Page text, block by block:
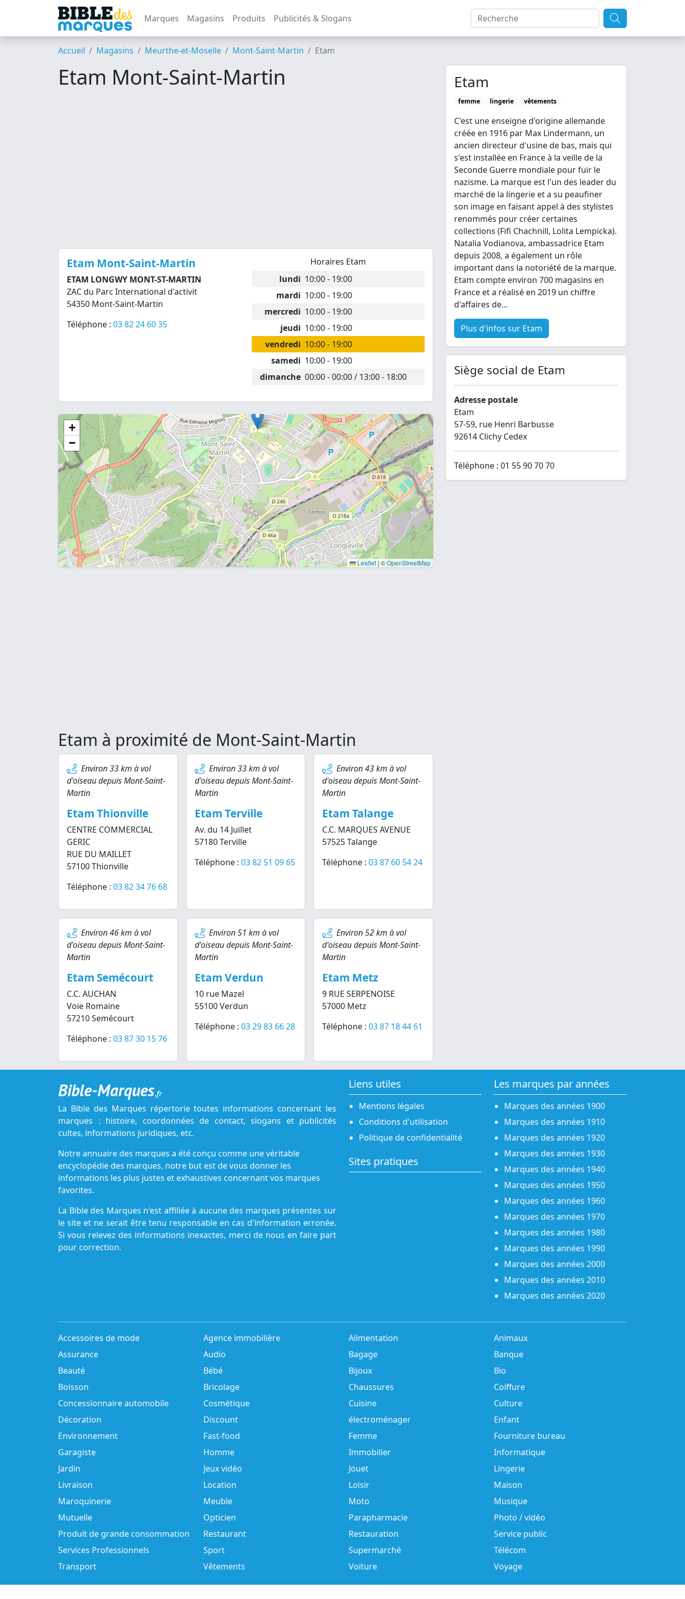
Marques Magasins Produits Publicités & Slogans
Accueil Magasins Meurthe-et-Moselle Mont-Saint-Martin Etam
Etam Mont-Saint-Martin
Etam Mont-Saint-Martin
ETAM LONGWY MONT-ST-MARTIN
ZAC du Parc International d'activit
54350 Mont-Saint-Martin
Téléphone : 03 82 24 60 35
Horaires Etam
lundi 10:00 - 19:00
mardi 10:00 - 19:00
mercredi 10:00 - 19:00
jeudi 10:00 - 19:00
vendredi 10:00 - 19:00
samedi 10:00 - 19:00
dimanche 00:00 - 00:00 / 13:00 - 18:00
+
−
Leaflet | ©OpenStreetMap
Etam à proximité de Mont-Saint-Martin
Environ 33 km à vol
d'oiseau depuis Mont-Saint-
Martin
Etam Thionville
CENTRE COMMERCIAL
GERIC
RUE DU MAILLET
57100 Thionville
Téléphone : 03 82 34 76 68
Environ 33 km à vol
d'oiseau depuis Mont-Saint-
Martin
Etam Terville
Av. du 14 Juillet
57180 Terville
Téléphone : 03 82 51 09 65
Environ 43 km à vol
d'oiseau depuis Mont-Saint-
Martin
Etam Talange
C.C. MARQUES AVENUE
57525 Talange
Téléphone :03 87 60 54 24
Environ 46 km à vol
d'oiseau depuis Mont-Saint-
Martin
Etam Semécourt
C.C. AUCHAN
Voie Romaine
57210 Semécourt
Téléphone : 03 87 30 15 76
Environ 51 km à vol
d'oiseau depuis Mont-Saint-
Martin
Etam Verdun
10 rue Mazel
55100 Verdun
Téléphone : 03 29 83 66 28
Environ 52 km à vol
d'oiseau depuis Mont-Saint-
Martin
Etam Metz
9 RUE SERPENOISE
57000 Metz
Téléphone :03 87 18 44 61
Etam
femme lingerie vêtements
C'est une enseigne d'origine allemande
créée en 1916 par Max Lindermann, un
ancien directeur d'usine de bas, mais qui
s'est installée en France à la veille de la
Seconde Guerre mondiale pour fuir le
nazisme. La marque est l'un des leader du
marché de la lingerie et a su peaufiner
son image en faisant appel à des stylistes
renommés pour créer certaines
collections (Fifi Chachnill, Lolita Lempicka).
Natalia Vodianova, ambassadrice Etam
depuis 2008, a également un rôle
important dans la notoriété de la marque.
Etam compte environ 700 magasins en
France et a réalisé en 2019 un chiffre
d'affaires de...
Plus d'infos sur Etam
Siège social de Etam
Adresse postale
Etam
57-59, rue Henri Barbusse
92614 Clichy Cedex
Téléphone : 01 55 90 70 70
Bible-Marques.fr
La Bible des Marques répertorie toutes informations concernant les
marques : histoire, coordonnées de contact, slogans et publicités
cultes, informations juridiques, etc.
Notre annuaire des marques a été conçu comme une véritable
encyclopédie des marques, notre but est de vous donner les
informations les plus justes et exhaustives concernant vos marques
favorites.
La Bible des Marques n'est affiliée à aucune des marques présentes sur
le site et ne serait être tenu responsable en cas d'information erronée.
Si vous relevez des informations inexactes, merci de nous en faire part
pour correction.
Liens utiles
Mentions légales
Conditions d'utilisation
Politique de confidentialité
Sites pratiques
Les marques par années
Marques des années 1900
Marques des années 1910
Marques des années 1920
Marques des années 1930
Marques des années 1940
Marques des années 1950
Marques des années 1960
Marques des années 1970
Marques des années 1980
Marques des années 1990
Marques des années 2000
Marques des années 2010
Marques des années 2020
Accessoires de mode Agence immobilière Alimentation
Animaux
Assurance
Audio Bagage
Banque
Beauté
Bébé Bijoux
Bio
Boisson
Bricolage Chaussures
Coiffure
Concessionnaire automobile
Cosmétique Cuisine
Culture
Décoration
Discount électroménager
Enfant
Environnement
Fast-food Femme
Fourniture bureau
Garagiste
Homme Immobilier
Informatique
Jardin
Jeux vidéo Jouet
Lingerie
Livraison
Location Loisir
Maison
Maroquinerie
Meuble Moto
Musique
Mutuelle
Opticien Parapharmacie
Photo / vidéo
Produit de grande consommation
Restaurant Restauration
Service public
Services Professionnels
Sport Supermarché
Télécom
Transport
Vêtements Voiture Voyage